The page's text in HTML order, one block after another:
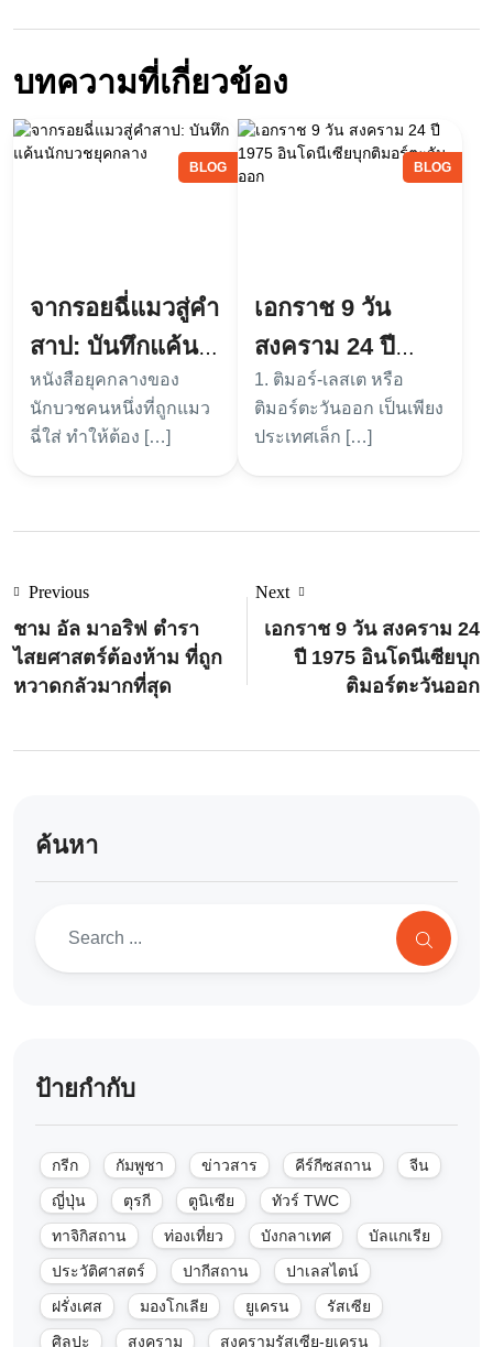
บทความที่เกี่ยวข้อง
BLOG
จากรอยฉี่แมวสู่คำ
สาป: บันทึกแค้น
นักบวชยุคกลาง
หนังสือยุคกลางของ
นักบวชคนหนึ่งที่ถูกแมว
ฉี่ใส่ ทำให้ต้อง […]
BLOG
เอกราช 9 วัน
สงคราม 24 ปี
1975 อินโดนีเซีย
บุกติมอร์ตะวันออก
1. ติมอร์-เลสเต หรือ
ติมอร์ตะวันออก เป็นเพียง
ประเทศเล็ก […]
Previous
ชาม อัล มาอริฟ ตำรา
ไสยศาสตร์ต้องห้าม ที่ถูก
หวาดกลัวมากที่สุด
Next
เอกราช 9 วัน สงคราม 24
ปี 1975 อินโดนีเซียบุก
ติมอร์ตะวันออก
ค้นหา
ป้ายกำกับ
กรีก กัมพูชา ข่าวสาร คีร์กีซสถาน
จีน
ญี่ปุ่น
ตุรกี ตูนิเซีย
ทัวร์ TWC
ทาจิกิสถาน
ท่องเที่ยว บังกลาเทศ
บัลแกเรีย
ประวัติศาสตร์
ปากีสถาน
ปาเลสไตน์
ฝรั่งเศส
มองโกเลีย ยูเครน
รัสเซีย
ศิลปะ
สงคราม
สงครามรัสเซีย-ยูเครน